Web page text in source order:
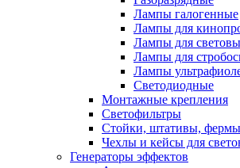
Лампы галогенные
Лампы для
Лампы для
Лампы для
Лампы
Светодиодные
Монтажные крепления
Светофильтры
Стойки, штативы, фермы
Чехлы и кейсы для
Генераторы эффектов